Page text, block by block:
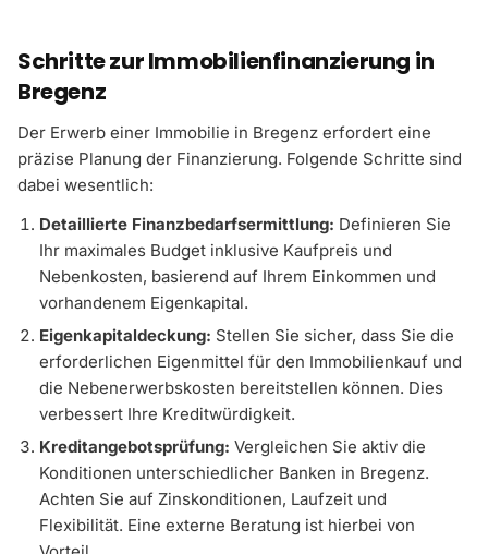
Schritte zur Immobilienfinanzierung in
Bregenz
Der Erwerb einer Immobilie in Bregenz erfordert eine
präzise Planung der Finanzierung. Folgende Schritte sind
dabei wesentlich:
Detaillierte Finanzbedarfsermittlung: Definieren Sie
Ihr maximales Budget inklusive Kaufpreis und
Nebenkosten, basierend auf Ihrem Einkommen und
vorhandenem Eigenkapital.
Eigenkapitaldeckung: Stellen Sie sicher, dass Sie die
erforderlichen Eigenmittel für den Immobilienkauf und
die Nebenerwerbskosten bereitstellen können. Dies
verbessert Ihre Kreditwürdigkeit.
Kreditangebotsprüfung: Vergleichen Sie aktiv die
Konditionen unterschiedlicher Banken in Bregenz.
Achten Sie auf Zinskonditionen, Laufzeit und
Flexibilität. Eine externe Beratung ist hierbei von